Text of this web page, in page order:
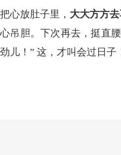
把心放肚子里， 大大方方
心吊胆。下次再去，挺直
劲儿！” 这，才叫会过日子